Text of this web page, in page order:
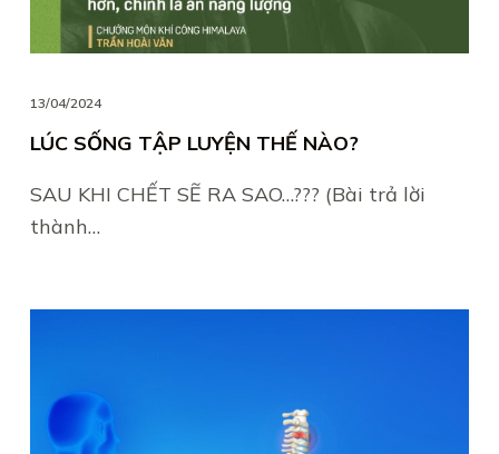
13/04/2024
LÚC SỐNG TẬP LUYỆN THẾ NÀO?
SAU KHI CHẾT SẼ RA SAO…??? (Bài trả lời
thành…